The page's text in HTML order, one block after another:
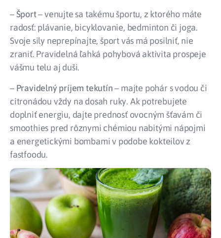
–Šport– venujte sa takému športu, z ktorého máte
radosť: plávanie, bicyklovanie, bedminton či joga.
Svoje sily neprepínajte, šport vás má posilniť, nie
zraniť. Pravidelná ľahká pohybová aktivita prospeje
vášmu telu aj duši.
– Pravidelný príjem tekutín– majte pohár s vodou či
citronádou vždy na dosah ruky. Ak potrebujete
doplniť energiu, dajte prednosť ovocným šťavám či
smoothies pred rôznymi chémiou nabitými nápojmi
a energetickými bombami v podobe kokteilov z
fastfoodu.